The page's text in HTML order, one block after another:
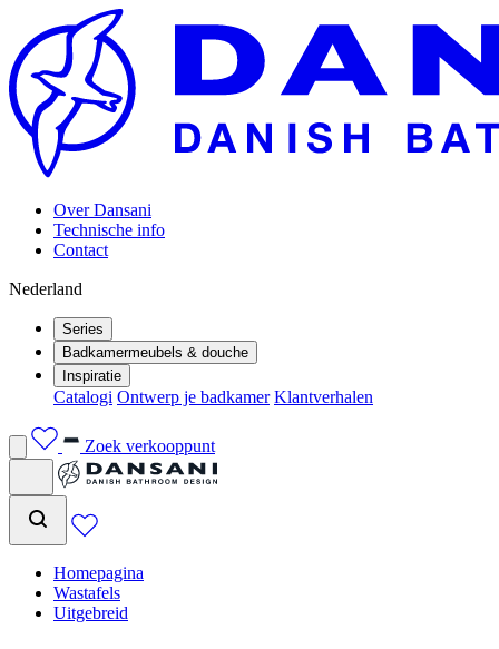
Over Dansani
Technische info
Contact
Nederland
Series
Badkamermeubels & douche
Inspiratie
Catalogi Ontwerp je badkamer Klantverhalen
Zoek verkooppunt
Homepagina
Wastafels
Uitgebreid